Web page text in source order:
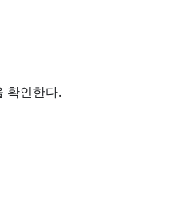
확인한다.